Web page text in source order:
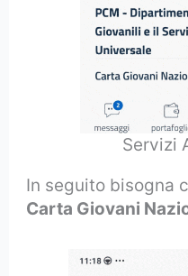
Servizi
In seguito bisogna
Carta Giovani